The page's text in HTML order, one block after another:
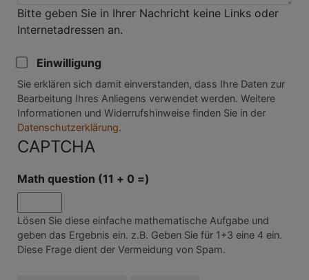
Bitte geben Sie in Ihrer Nachricht keine Links oder
Internetadressen an.
Einwilligung
Sie erklären sich damit einverstanden, dass Ihre Daten zur
Bearbeitung Ihres Anliegens verwendet werden. Weitere
Informationen und Widerrufshinweise finden Sie in der
Datenschutzerklärung.
CAPTCHA
Math question (11 + 0 =)
Lösen Sie diese einfache mathematische Aufgabe und
geben das Ergebnis ein. z.B. Geben Sie für 1+3 eine 4 ein.
Diese Frage dient der Vermeidung von Spam.